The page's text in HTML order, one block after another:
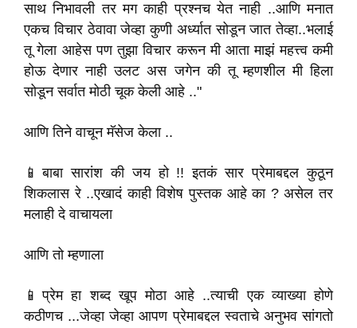
साथ निभावली तर मग काही प्रश्नच येत नाही ..आणि मनात
एकच विचार ठेवावा जेव्हा कुणी अर्ध्यात सोडून जात तेव्हा..भलाई
तू गेला आहेस पण तुझा विचार करून मी आता माझं महत्त्व कमी
होऊ देणार नाही उलट अस जगेन की तू म्हणशील मी हिला
सोडून सर्वात मोठी चूक केली आहे .."
आणि तिने वाचून मॅसेज केला ..
📱बाबा सारांश की जय हो !! इतकं सार प्रेमाबद्दल कुठून
शिकलास रे ..एखादं काही विशेष पुस्तक आहे का ? असेल तर
मलाही दे वाचायला
आणि तो म्हणाला
📱प्रेम हा शब्द खूप मोठा आहे ..त्याची एक व्याख्या होणे
कठीणच ...जेव्हा जेव्हा आपण प्रेमाबद्दल स्वताचे अनुभव सांगतो